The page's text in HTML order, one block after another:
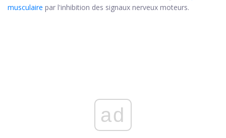
musculaire par l'inhibition des signaux nerveux moteurs.
ad